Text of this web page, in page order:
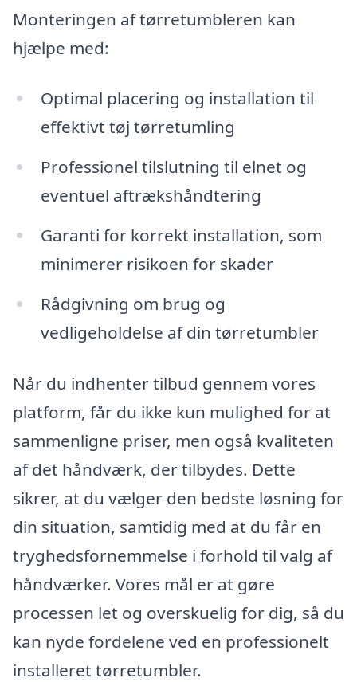
Monteringen af tørretumbleren kan
hjælpe med:
Optimal placering og installation til
effektivt tøj tørretumling
Professionel tilslutning til elnet og
eventuel aftrækshåndtering
Garanti for korrekt installation, som
minimerer risikoen for skader
Rådgivning om brug og
vedligeholdelse af din tørretumbler
Når du indhenter tilbud gennem vores
platform, får du ikke kun mulighed for at
sammenligne priser, men også kvaliteten
af det håndværk, der tilbydes. Dette
sikrer, at du vælger den bedste løsning for
din situation, samtidig med at du får en
tryghedsfornemmelse i forhold til valg af
håndværker. Vores mål er at gøre
processen let og overskuelig for dig, så du
kan nyde fordelene ved en professionelt
installeret tørretumbler.